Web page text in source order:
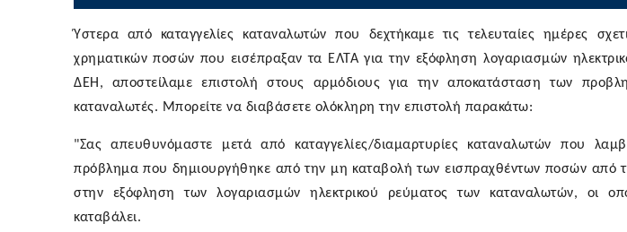
Ύστερα από καταγγελίες καταναλωτών που δεχτήκαμε τις τελευταίες ημέρες
χρηματικών ποσών που εισέπραξαν τα ΕΛΤΑ για την εξόφληση λογαριασμών
ΔΕΗ , αποστείλαμε επιστολή στους αρμόδιους για τηναποκατάσταση των
καταναλωτές. Μπορείτε να διαβάσετε ολόκληρη την επιστολή παρακάτω:
"Σας απευθυνόμαστε μετά από καταγγελίες/διαμαρτυρίες καταναλωτών που
πρόβλημα που δημιουργήθηκε από την μη καταβολή των εισπραχθέντων ποσών από
στην εξόφληση των λογαριασμών ηλεκτρικού ρεύματος των καταναλωτών, οι
καταβάλει.